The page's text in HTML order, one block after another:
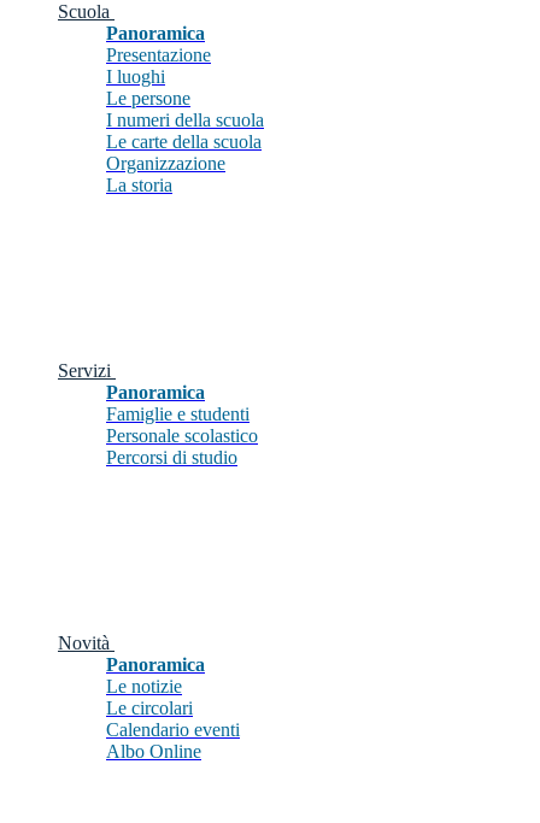
Scuola
Panoramica
Presentazione
I luoghi
Le persone
I numeri della scuola
Le carte della scuola
Organizzazione
La storia
Servizi
Panoramica
Famiglie e studenti
Personale scolastico
Percorsi di studio
Novità
Panoramica
Le notizie
Le circolari
Calendario eventi
Albo Online